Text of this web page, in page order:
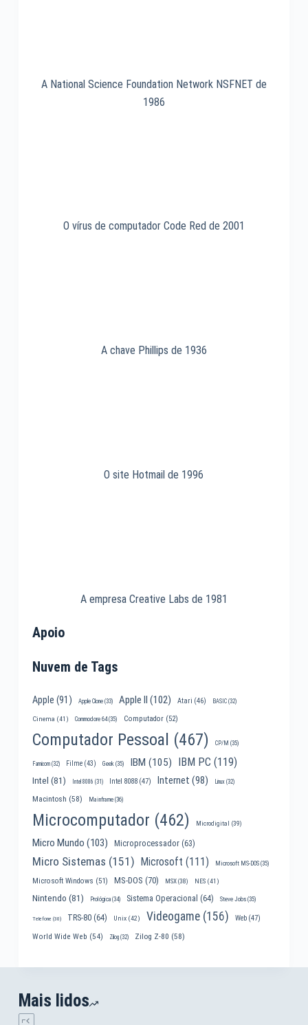
A National Science Foundation Network NSFNET de
1986
O vírus de computador Code Red de 2001
A chave Phillips de 1936
O site Hotmail de 1996
A empresa Creative Labs de 1981
Apoio
Nuvem de Tags
Apple (91) Apple Clone(33) Apple II (102) Atari (46) BASIC(32)
Cinema (41) Commodore 64(35) Computador(52)
Computador Pessoal (467) CP/M (35)
Famicom(32) Filme(43) Geek (35) IBM (105) IBM PC (119)
Intel (81) Intel 8086 (31) Intel 8088(47) Internet (98) Linux(32)
Macintosh (58) Mainframe(36)
Microcomputador (462) Microdigital (39)
Micro Mundo (103) Microprocessador(63)
Micro Sistemas (151) Microsoft (111) Microsoft MS-DOS(35)
Microsoft Windows (51) MS-DOS (70) MSX(38) NES(41)
Nintendo (81) Prológica(34) Sistema Operacional (64) Steve Jobs(35)
Telefone (30) TRS-80(64) Unix(42) Videogame(156) Web(47)
World Wide Web (54) Zilog(32) Zilog Z-80 (58)
Mais lidos